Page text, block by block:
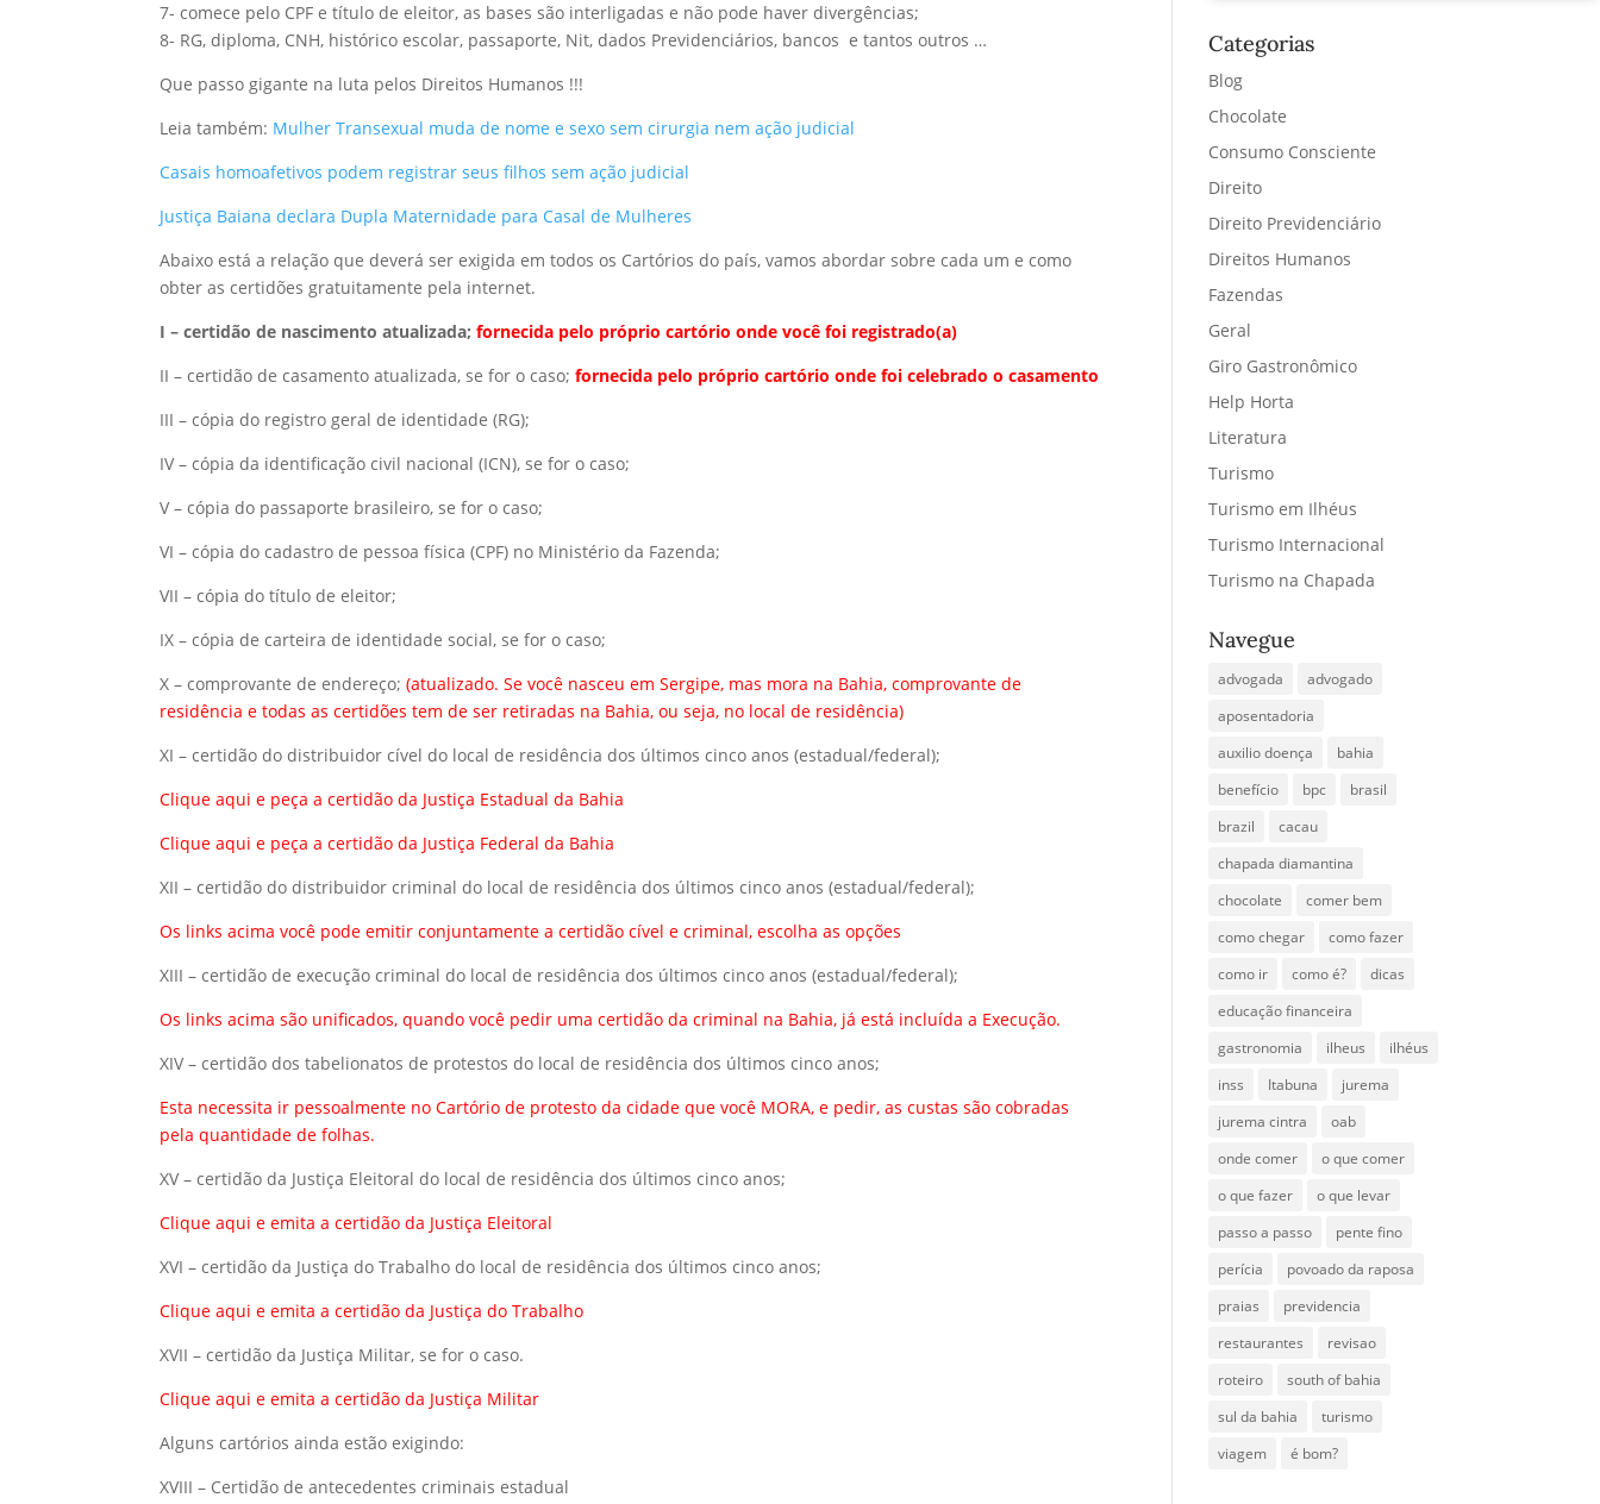
7- comece pelo CPF e título de eleitor, as bases são interligadas e não pode haver divergências;
8- RG, diploma, CNH, histórico escolar, passaporte, Nit, dados Previdenciários, bancos e tantos outros …
Que passo gigante na luta pelos Direitos Humanos !!!
Leia também: Mulher Transexual muda de nome e sexo sem cirurgia nem ação judicial
Casais homoafetivos podem registrar seus filhos sem ação judicial
Justiça Baiana declara Dupla Maternidade para Casal de Mulheres
Abaixo está a relação que deverá ser exigida em todos os Cartórios do país, vamos abordar sobre cada um e como
obter as certidões gratuitamente pela internet.
I – certidão de nascimento atualizada;fornecida pelo próprio cartório onde você foi registrado(a)
II – certidão de casamento atualizada, se for o caso;fornecida pelo próprio cartório onde foi celebrado o casamento
III – cópia do registro geral de identidade (RG);
IV – cópia da identificação civil nacional (ICN), se for o caso;
V – cópia do passaporte brasileiro, se for o caso;
VI – cópia do cadastro de pessoa física (CPF) no Ministério da Fazenda;
VII – cópia do título de eleitor;
IX – cópia de carteira de identidade social, se for o caso;
X – comprovante de endereço;(atualizado. Se você nasceu em Sergipe, mas mora na Bahia, comprovante de
residência e todas as certidões tem de ser retiradas na Bahia, ou seja, no local de residência)
XI – certidão do distribuidor cível do local de residência dos últimos cinco anos (estadual/federal);
Clique aqui e peça a certidão da Justiça Estadual da Bahia
Clique aqui e peça a certidão da Justiça Federal da Bahia
XII – certidão do distribuidor criminal do local de residência dos últimos cinco anos (estadual/federal);
Os links acima você pode emitir conjuntamente a certidão cível e criminal, escolha as opções
XIII – certidão de execução criminal do local de residência dos últimos cinco anos (estadual/federal);
Os links acima são unificados, quando você pedir uma certidão da criminal na Bahia, já está incluída a Execução.
XIV – certidão dos tabelionatos de protestos do local de residência dos últimos cinco anos;
Esta necessita ir pessoalmente no Cartório de protesto da cidade que você MORA, e pedir, as custas são cobradas
pela quantidade de folhas.
XV – certidão da Justiça Eleitoral do local de residência dos últimos cinco anos;
Clique aqui e emita a certidão da Justiça Eleitoral
XVI – certidão da Justiça do Trabalho do local de residência dos últimos cinco anos;
Clique aqui e emita a certidão da Justiça do Trabalho
XVII – certidão da Justiça Militar, se for o caso.
Clique aqui e emita a certidão da Justiça Militar
Alguns cartórios ainda estão exigindo:
XVIII – Certidão de antecedentes criminais estadual
Categorias
Blog
Chocolate
Consumo Consciente
Direito
Direito Previdenciário
Direitos Humanos
Fazendas
Geral
Giro Gastronômico
Help Horta
Literatura
Turismo
Turismo em Ilhéus
Turismo Internacional
Turismo na Chapada
Navegue
advogada
advogado
aposentadoria
auxilio doença
bahia
benefício
bpc
brasil
brazil
cacau
chapada diamantina
chocolate
comer bem
como chegar
como fazer
como ir
como é?
dicas
educação financeira
gastronomia
ilheus
ilhéus
inss
Itabuna
jurema
jurema cintra
oab
onde comer
o que comer
o que fazer
o que levar
passo a passo
pente fino
perícia
povoado da raposa
praias
previdencia
restaurantes
revisao
roteiro
south of bahia
sul da bahia
turismo
viagem
é bom?